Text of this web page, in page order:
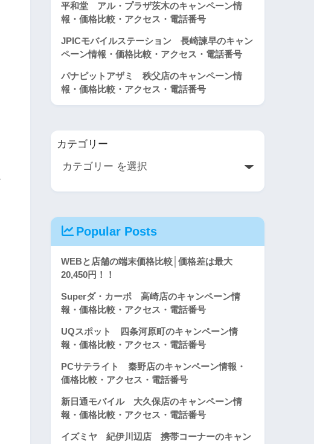
平和堂 アル・プラザ茨木のキャンペーン情
報・価格比較・アクセス・電話番号
JPICモバイルステーション 長崎諫早のキャン
ペーン情報・価格比較・アクセス・電話番号
パナピットアザミ 秩父店のキャンペーン情
報・価格比較・アクセス・電話番号
カテゴリー
Popular Posts
WEBと店舗の端末価格比較│価格差は最大
20,450円！！
Superダ・カーポ 高崎店のキャンペーン情
報・価格比較・アクセス・電話番号
UQスポット 四条河原町のキャンペーン情
報・価格比較・アクセス・電話番号
PCサテライト 秦野店のキャンペーン情報・
価格比較・アクセス・電話番号
新日通モバイル 大久保店のキャンペーン情
報・価格比較・アクセス・電話番号
イズミヤ 紀伊川辺店 携帯コーナーのキャン